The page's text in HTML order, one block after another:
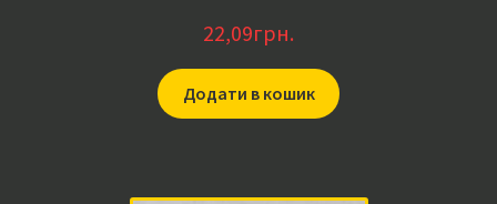
22,09грн.
Додати в кошик